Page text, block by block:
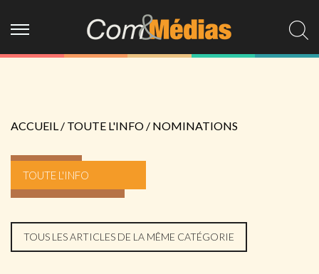
ACCUEIL / TOUTE L'INFO / NOMINATIONS
TOUTE L'INFO
TOUS LES ARTICLES DE LA MÊME CATÉGORIE